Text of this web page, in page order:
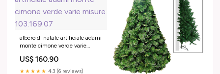
albero di natale artificiale adami
monte cimone verde varie
US$ 160.90
★★★★★ 4.3 (6 reviews)